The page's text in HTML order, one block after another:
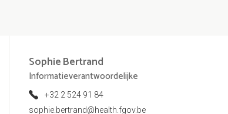
SophieBertrand
Informatieverantwoordelijke
+32 2 524 91 84
sophie.bertrand@health.fgov.be